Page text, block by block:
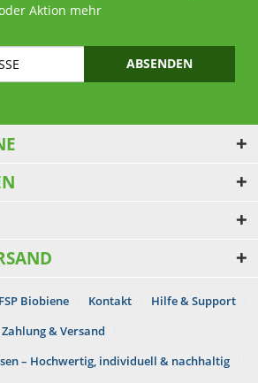
Aktion mehr
ABSENDEN
Biobiene Kontakt
Hilfe & Support
Zahlung & Versand
– Hochwertig, individuell & nachhaltig